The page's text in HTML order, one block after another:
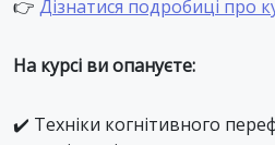
👉 Дізнатися подробиці про
На курсі ви опануєте:
✔️ Техніки когнітивного